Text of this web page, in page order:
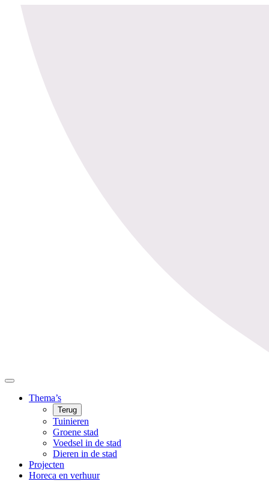
Thema’s
Terug
Tuinieren
Groene stad
Voedsel in de stad
Dieren in de stad
Projecten
Horeca en verhuur